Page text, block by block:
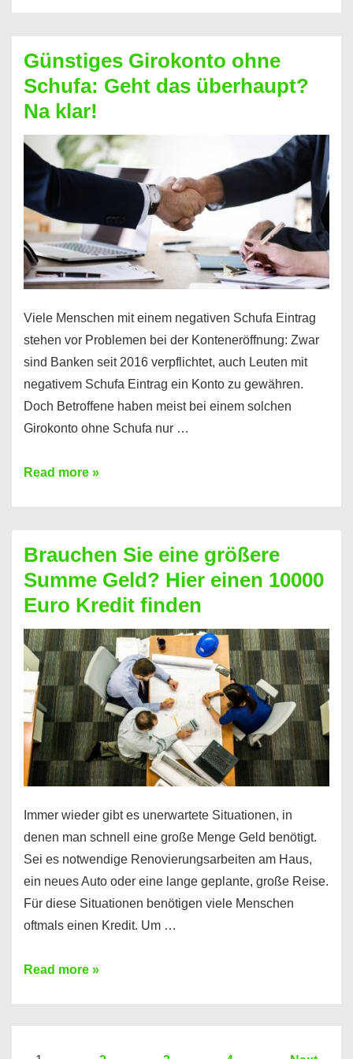
dabei
profitieren
–
So
funktioniert’s
Günstiges Girokonto ohne
Schufa: Geht das überhaupt?
Na klar!
Viele Menschen mit einem negativen Schufa Eintrag
stehen vor Problemen bei der Konteneröffnung: Zwar
sind Banken seit 2016 verpflichtet, auch Leuten mit
negativem Schufa Eintrag ein Konto zu gewähren.
Doch Betroffene haben meist bei einem solchen
Girokonto ohne Schufa nur …
Günstiges
Geht
das
überhaupt?
Na
klar!
Read more »
Brauchen Sie eine größere
Summe Geld? Hier einen 10000
Euro Kredit finden
Immer wieder gibt es unerwartete Situationen, in
denen man schnell eine große Menge Geld benötigt.
Sei es notwendige Renovierungsarbeiten am Haus,
ein neues Auto oder eine lange geplante, große Reise.
Für diese Situationen benötigen viele Menschen
oftmals einen Kredit. Um …
Brauchen
Read more »